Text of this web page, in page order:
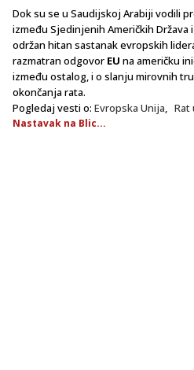
Dok su se u Saudijskoj Arabiji vodili
između Sjedinjenih Američkih Država
održan hitan sastanak evropskih
razmatran odgovor EU na američku
između ostalog, i o slanju mirovnih
okončanja rata.
Pogledaj vesti o: Evropska Unija, Rat
Nastavak na Blic...